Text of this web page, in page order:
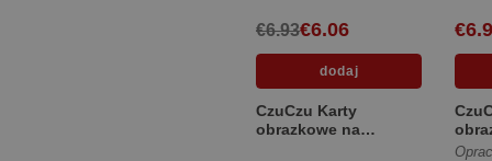
€6.06
€6.93
CzuCzu Karty
obrazkowe na